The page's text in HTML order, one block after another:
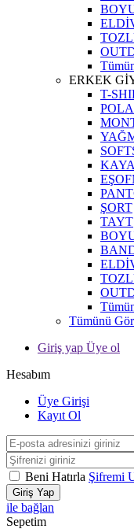
ERKEK
T-
ŞORT
TAYT
Tümünü Gör
Giriş yap Üye ol
Hesabım
Üye Girişi
Kayıt Ol
Beni Hatırla Şifremi
Giriş Yap
ile bağlan
Sepetim